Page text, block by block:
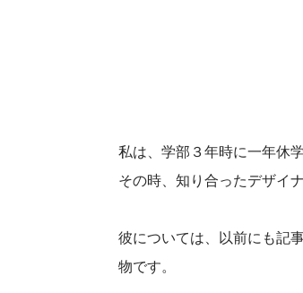
私は、学部３年時に一年休
その時、知り合ったデザイ
彼については、以前にも記
物です。